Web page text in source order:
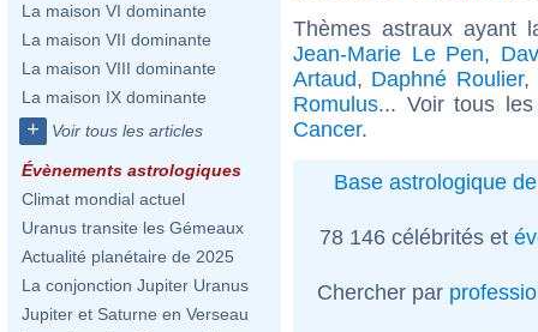
La maison VI dominante
La maison VII dominante
La maison VIII dominante
La maison IX dominante
+ Voir tous les articles
Évènements astrologiques
Climat mondial actuel
Uranus transite les Gémeaux
Actualité planétaire de 2025
La conjonction Jupiter Uranus
Jupiter et Saturne en Verseau
Thèmes astraux
Jean-Marie Le Pen,
Artaud, Daphné Roulier,
Romulus... Voir tous
Cancer.
Base astrologique
78 146 célébrités et
Chercher par